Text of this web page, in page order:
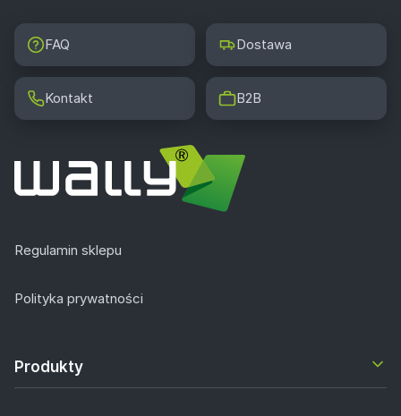
FAQ Dostawa
Kontakt B2B
Regulamin sklepu
Polityka prywatności
Produkty